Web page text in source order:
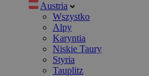
Austria
Wszystko
Alpy
Karyntia
Niskie Taury
Styria
Tauplitz